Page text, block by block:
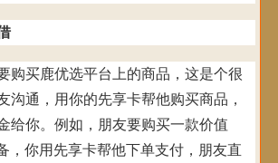
购买鹿优选平台上的商品，这是个很
沟通，用你的先享卡帮他购买商品，
给你。例如，朋友要购买一款价值
，你用先享卡帮他下单支付，朋友直